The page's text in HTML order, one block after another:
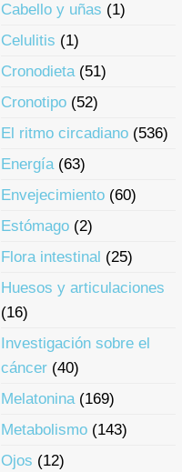
Cabello y uñas (1)
Celulitis (1)
Cronodieta(51)
Cronotipo (52)
El ritmo circadiano (536)
Energía(63)
Envejecimiento (60)
Estómago (2)
Flora intestinal (25)
Huesos y articulaciones
(16)
Investigación sobre el
cáncer (40)
Melatonina(169)
Metabolismo (143)
Ojos (12)